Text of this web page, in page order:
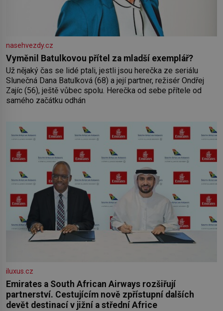
nasehvezdy.cz
Vyměnil Batulkovou přítel za mladší exemplář?
Už nějaký čas se lidé ptali, jestli jsou herečka ze seriálu
Slunečná Dana Batulková (68) a její partner, režisér Ondřej
Zajíc (56), ještě vůbec spolu. Herečka od sebe přítele od
samého začátku odhán
iluxus.cz
Emirates a South African Airways rozšiřují
partnerství. Cestujícím nově zpřístupní dalších
devět destinací v jižní a střední Africe